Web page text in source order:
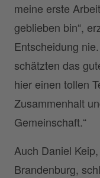
meine erste
geblieben bin“,
Entscheidung
schätzten das
hier einen tollen
Zusammenhalt
Gemeinschaft.“
Auch Daniel
Brandenburg,